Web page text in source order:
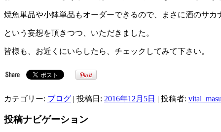
焼魚単品や小鉢単品もオーダーできるので、まさに酒のサカ
という妄想を頂きつつ、いただきました。
皆様も、お近くにいらしたら、チェックしてみて下さい。
カテゴリー: ブログ | 投稿日: 2016年12月5日 | 投稿者:
投稿ナビゲーション